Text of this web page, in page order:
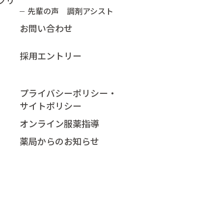
先輩の声 調剤アシスト
お問い合わせ
採用エントリー
プライバシーポリシー・
サイトポリシー
オンライン服薬指導​
薬局からのお知らせ